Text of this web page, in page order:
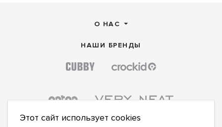
О НАС
НАШИ БРЕНДЫ
Этот сайт использует cookies